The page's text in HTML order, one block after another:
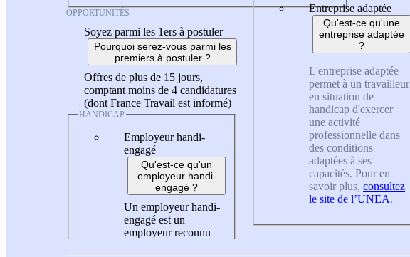
OPPORTUNITÉS
Soyez parmi les 1ers à postuler
Pourquoi serez-vous parmi les
premiers à postuler ?
Offres de plus de 15 jours,
comptant moins de 4 candidatures
(dont France Travail est informé)
HANDICAP
Employeur handi-
engagé
Qu'est-ce qu'un
employeur handi-
engagé ?
Un employeur handi-
engagé est un
employeur reconnu
Entreprise adaptée
Qu'est-ce qu'une
entreprise adaptée
?
L'entreprise adaptée
permet à un travailleur
en situation de
handicap d'exercer
une activité
professionnelle dans
des conditions
adaptées à ses
capacités. Pour en
savoir plus, consultez
le site de l’UNEA.